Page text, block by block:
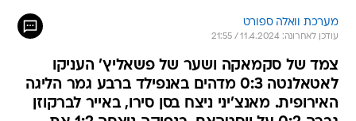
מערכת וואלה ספורט
עודכן לאחרונה: 11.4.2024 / 21:55
צמד של סקמאקה ושער של פשאליץ' העניקו
לאטאלנטה 0:3 מדהים באנפילד ברבע גמר הליגה
האירופית. מאנצ'יני ניצח בסן סירו, באייר לברקוזן